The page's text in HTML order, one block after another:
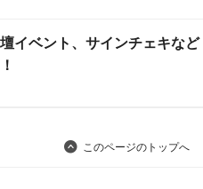
イベント、サインチェキなど
このページのトップへ